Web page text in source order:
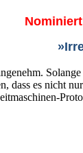
dass es nicht